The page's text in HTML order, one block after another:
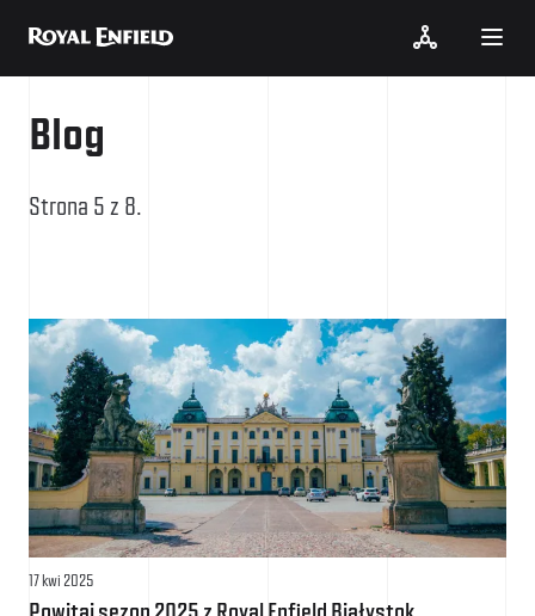
Blog
Strona 5 z 8.
17 kwi 2025
Powitaj sezon 2025 z Royal Enfield Białystok